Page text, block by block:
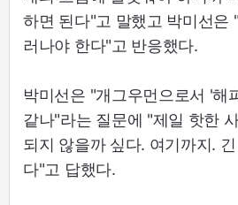
하면 된다"고 말했고 박미선은
러나야 한다"고 반응했다.
박미선은 "개그우먼으로서 '해
같나"라는 질문에 "제일 핫한
되지 않을까 싶다. 여기까지.
다"고 답했다.